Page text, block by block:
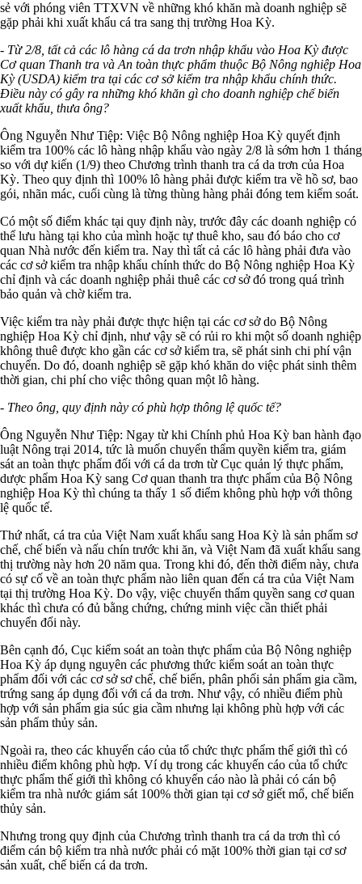
sẻ với phóng viên TTXVN về những khó khăn mà doanh nghiệp sẽ
gặp phải khi xuất khẩu cá tra sang thị trường Hoa Kỳ.
- Từ 2/8, tất cả các lô hàng cá da trơn nhập khẩu vào Hoa Kỳ được
Cơ quan Thanh tra và An toàn thực phẩm thuộc Bộ Nông nghiệp Hoa
Kỳ (USDA) kiểm tra tại các cơ sở kiểm tra nhập khẩu chính thức.
Điều này có gây ra những khó khăn gì cho doanh nghiệp chế biến
xuất khẩu, thưa ông?
Ông Nguyễn Như Tiệp: Việc Bộ Nông nghiệp Hoa Kỳ quyết định
kiểm tra 100% các lô hàng nhập khẩu vào ngày 2/8 là sớm hơn 1 tháng
so với dự kiến (1/9) theo Chương trình thanh tra cá da trơn của Hoa
Kỳ. Theo quy định thì 100% lô hàng phải được kiểm tra về hồ sơ, bao
gói, nhãn mác, cuối cùng là từng thùng hàng phải đóng tem kiểm soát.
Có một số điểm khác tại quy định này, trước đây các doanh nghiệp có
thể lưu hàng tại kho của mình hoặc tự thuê kho, sau đó báo cho cơ
quan Nhà nước đến kiểm tra. Nay thì tất cả các lô hàng phải đưa vào
các cơ sở kiểm tra nhập khẩu chính thức do Bộ Nông nghiệp Hoa Kỳ
chỉ định và các doanh nghiệp phải thuê các cơ sở đó trong quá trình
bảo quản và chờ kiểm tra.
Việc kiểm tra này phải được thực hiện tại các cơ sở do Bộ Nông
nghiệp Hoa Kỳ chỉ định, như vậy sẽ có rủi ro khi một số doanh nghiệp
không thuê được kho gần các cơ sở kiểm tra, sẽ phát sinh chi phí vận
chuyển. Do đó, doanh nghiệp sẽ gặp khó khăn do việc phát sinh thêm
thời gian, chi phí cho việc thông quan một lô hàng.
- Theo ông, quy định này có phù hợp thông lệ quốc tế?
Ông Nguyễn Như Tiệp: Ngay từ khi Chính phủ Hoa Kỳ ban hành đạo
luật Nông trại 2014, tức là muốn chuyển thẩm quyền kiểm tra, giám
sát an toàn thực phẩm đối với cá da trơn từ Cục quản lý thực phẩm,
dược phẩm Hoa Kỳ sang Cơ quan thanh tra thực phẩm của Bộ Nông
nghiệp Hoa Kỳ thì chúng ta thấy 1 số điểm không phù hợp với thông
lệ quốc tế.
Thứ nhất, cá tra của Việt Nam xuất khẩu sang Hoa Kỳ là sản phẩm sơ
chế, chế biến và nấu chín trước khi ăn, và Việt Nam đã xuất khẩu sang
thị trường này hơn 20 năm qua. Trong khi đó, đến thời điểm này, chưa
có sự cố về an toàn thực phẩm nào liên quan đến cá tra của Việt Nam
tại thị trường Hoa Kỳ. Do vậy, việc chuyển thẩm quyền sang cơ quan
khác thì chưa có đủ bằng chứng, chứng minh việc cần thiết phải
chuyển đổi này.
Bên cạnh đó, Cục kiểm soát an toàn thực phẩm của Bộ Nông nghiệp
Hoa Kỳ áp dụng nguyên các phương thức kiểm soát an toàn thực
phẩm đối với các cơ sở sơ chế, chế biến, phân phối sản phẩm gia cầm,
trứng sang áp dụng đối với cá da trơn. Như vậy, có nhiều điểm phù
hợp với sản phẩm gia súc gia cầm nhưng lại không phù hợp với các
sản phẩm thủy sản.
Ngoài ra, theo các khuyến cáo của tổ chức thực phẩm thế giới thì có
nhiều điểm không phù hợp. Ví dụ trong các khuyến cáo của tổ chức
thực phẩm thế giới thì không có khuyến cáo nào là phải có cán bộ
kiểm tra nhà nước giám sát 100% thời gian tại cơ sở giết mổ, chế biến
thủy sản.
Nhưng trong quy định của Chương trình thanh tra cá da trơn thì có
điểm cán bộ kiểm tra nhà nước phải có mặt 100% thời gian tại cơ sơ
sản xuất, chế biến cá da trơn.